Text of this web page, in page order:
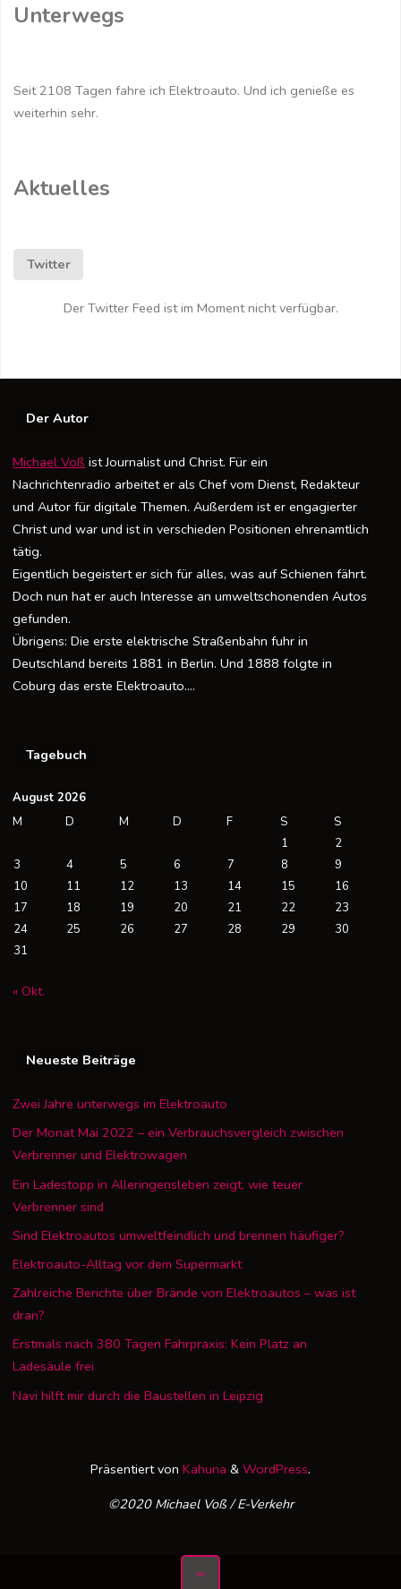
Elektrofahrern"
Unterwegs
Seit 2108 Tagen fahre ich Elektroauto. Und ich genieße es
weiterhin sehr.
Aktuelles
Twitter
Der Twitter Feed ist im Moment nicht verfügbar.
Der Autor
Michael Voß ist Journalist und Christ. Für ein
Nachrichtenradio arbeitet er als Chef vom Dienst, Redakteur
und Autor für digitale Themen. Außerdem ist er engagierter
Christ und war und ist in verschieden Positionen ehrenamtlich
tätig.
Eigentlich begeistert er sich für alles, was auf Schienen fährt.
Doch nun hat er auch Interesse an umweltschonenden Autos
gefunden.
Übrigens: Die erste elektrische Straßenbahn fuhr in
Deutschland bereits 1881 in Berlin. Und 1888 folgte in
Coburg das erste Elektroauto….
Tagebuch
August 2026
M
D M D F S
S
1
2
3
4 5 6 7 8
9
10
11 12 13 14 15
16
17
18 19 20 21 22
23
24
25 26 27 28 29
30
31
« Okt.
Neueste Beiträge
Zwei Jahre unterwegs im Elektroauto
Der Monat Mai 2022 – ein Verbrauchsvergleich zwischen
Verbrenner und Elektrowagen
Ein Ladestopp in Alleringensleben zeigt, wie teuer
Verbrenner sind
Sind Elektroautos umweltfeindlich und brennen häufiger?
Elektroauto-Alltag vor dem Supermarkt
Zahlreiche Berichte über Brände von Elektroautos – was ist
dran?
Erstmals nach 380 Tagen Fahrpraxis: Kein Platz an
Ladesäule frei
Navi hilft mir durch die Baustellen in Leipzig
Präsentiert von Kahuna & WordPress.
©2020 Michael Voß / E-Verkehr